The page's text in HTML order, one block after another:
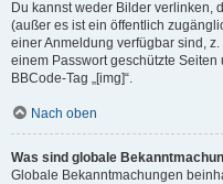
Du kannst weder Bilder verlinken,
(außer es ist ein öffentlich
einer Anmeldung verfügbar sind,
einem Passwort geschützte
BBCode-Tag „[img]“.
Nach oben
Was sind globale
Globale Bekanntmachungen